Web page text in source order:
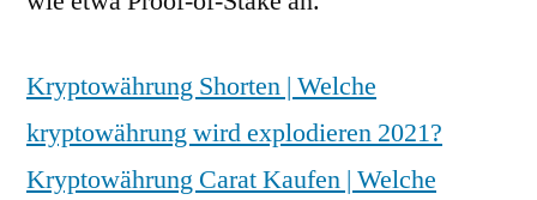
Kryptowährung Shorten | Welche
kryptowährung wird explodieren 2021?
Kryptowährung Carat Kaufen | Welche